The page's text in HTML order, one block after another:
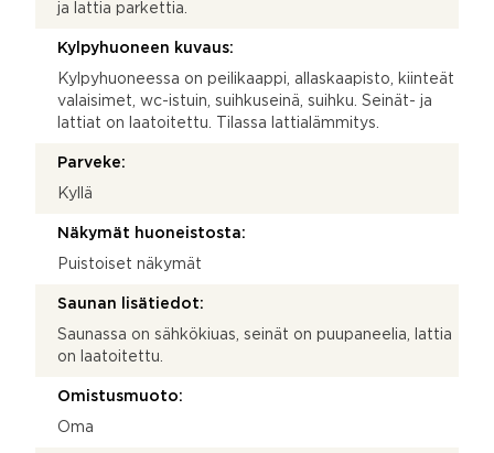
ja lattia parkettia.
Kylpyhuoneen kuvaus:
Kylpyhuoneessa on peilikaappi, allaskaapisto, kiinteät
valaisimet, wc-istuin, suihkuseinä, suihku. Seinät- ja
lattiat on laatoitettu. Tilassa lattialämmitys.
Parveke:
Kyllä
Näkymät huoneistosta:
Puistoiset näkymät
Saunan lisätiedot:
Saunassa on sähkökiuas, seinät on puupaneelia, lattia
on laatoitettu.
Omistusmuoto:
Oma